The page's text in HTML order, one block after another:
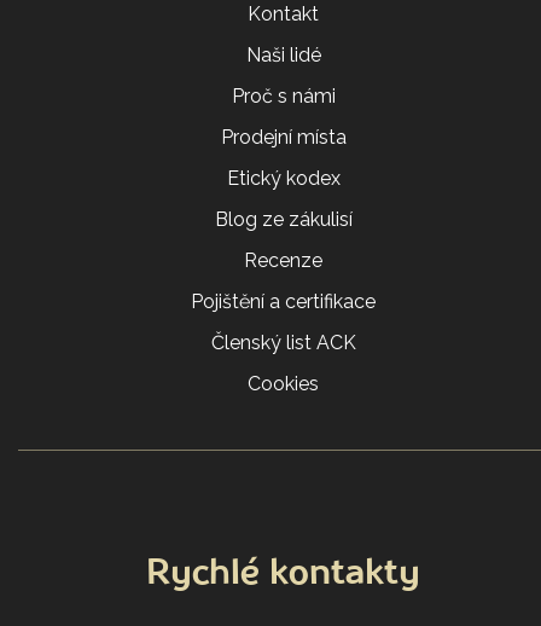
Kontakt
Naši lidé
Proč s námi
Prodejní místa
Etický kodex
Blog ze zákulisí
Recenze
Pojištění a certifikace
Členský list ACK
Cookies
Rychlé kontakty